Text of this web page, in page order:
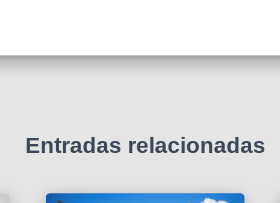
Entradas relacionadas